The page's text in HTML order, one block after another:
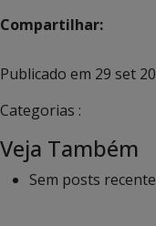
Compartilhar:
Publicado em 29 set
Categorias :
Veja Também
Sem posts